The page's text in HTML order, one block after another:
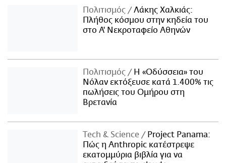
Πολιτισμός
Λάκης Χαλκιάς:
Πλήθος κόσμου στην κηδεία του
στο Α' Νεκροταφείο Αθηνών
Πολιτισμός
Η «Οδύσσεια» του
Νόλαν εκτόξευσε κατά 1.400% τις
πωλήσεις του Ομήρου στη
Βρετανία
Τech & Science
Project Panama:
Πώς η Anthropic κατέστρεψε
εκατομμύρια βιβλία για να